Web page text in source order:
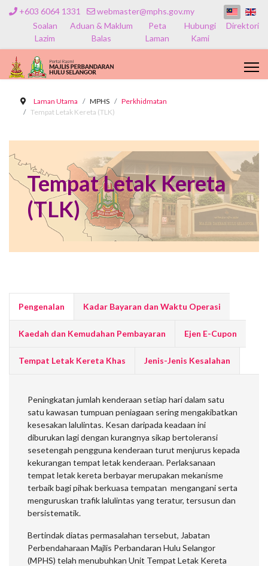
+603 6064 1331
webmaster@mphs.gov.my
Soalan
Lazim
Aduan & Maklum
Balas
Peta
Laman
Hubungi
Kami
Direktori
Laman Utama MPHS
Perkhidmatan
Tempat Letak Kereta (TLK)
Tempat Letak Kereta
(TLK)
Pengenalan Kadar Bayaran dan Waktu Operasi
Kaedah dan Kemudahan Pembayaran Ejen E-Cupon
Tempat Letak Kereta Khas Jenis-Jenis Kesalahan
Peningkatan jumlah kenderaan setiap hari dalam satu
satu kawasan tumpuan peniagaan sering mengakibatkan
kesesakan lalulintas. Kesan daripada keadaan ini
diburukan lagi dengan kurangnya sikap bertoleransi
sesetengah pengguna kenderaan turut menjurus kepada
kekurangan tempat letak kenderaan. Perlaksanaan
tempat letak kereta berbayar merupakan mekanisme
terbaik bagi pihak berkuasa tempatan mengangani serta
menguruskan trafik lalulintas yang teratur, tersusun dan
bersistematik.
Bertindak diatas permasalahan tersebut, Jabatan
Perbendaharaan Majlis Perbandaran Hulu Selangor
(MPHS) telah menubuhkan Unit Tempat Letak Kereta